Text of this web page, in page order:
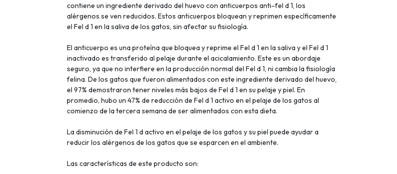
contiene un ingrediente derivado del huevo con anticuerpos anti-fel d 1, los
alérgenos se ven reducidos. Estos anticuerpos bloquean y reprimen específicamente
el Fel d 1 en la saliva de los gatos, sin afectar su fisiología.
El anticuerpo es una proteína que bloquea y reprime el Fel d 1 en la saliva y el Fel d 1
inactivado es transferido al pelaje durante el acicalamiento. Este es un abordaje
seguro, ya que no interfiere en la producción normal del Fel d 1, ni cambia la fisiología
felina. De los gatos que fueron alimentados con este ingrediente derivado del huevo,
el 97% demostraron tener niveles más bajos de Fel d 1 en su pelaje y piel. En
promedio, hubo un 47% de reducción de Fel d 1 activo en el pelaje de los gatos al
comienzo de la tercera semana de ser alimentados con esta dieta.
La disminución de Fel 1 d activo en el pelaje de los gatos y su piel puede ayudar a
reducir los alérgenos de los gatos que se esparcen en el ambiente.
Las características de este producto son: